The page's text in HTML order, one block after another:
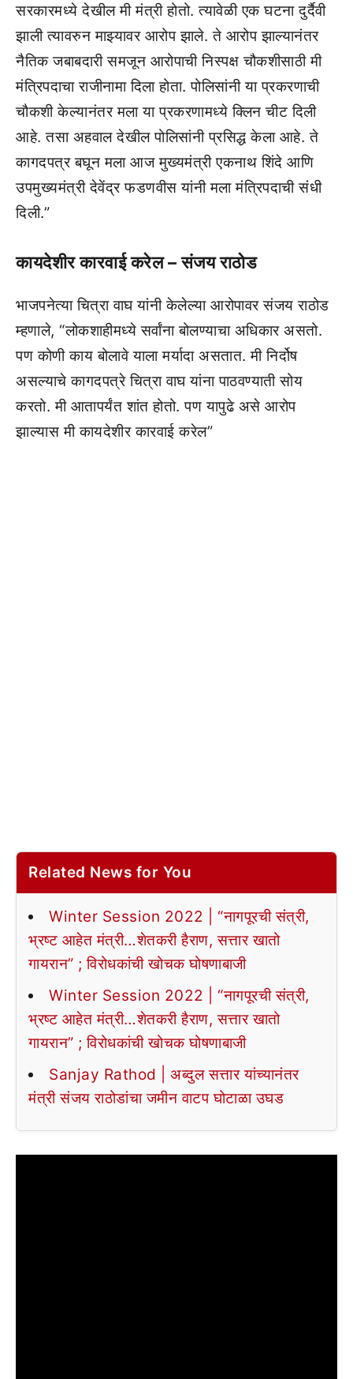
सरकारमध्ये देखील मी मंत्री होतो. त्यावेळी एक घटना दुर्दैवी
झाली त्यावरुन माझ्यावर आरोप झाले. ते आरोप झाल्यानंतर
नैतिक जबाबदारी समजून आरोपाची निस्पक्ष चौकशीसाठी मी
मंत्रिपदाचा राजीनामा दिला होता. पोलिसांनी या प्रकरणाची
चौकशी केल्यानंतर मला या प्रकरणामध्ये क्लिन चीट दिली
आहे. तसा अहवाल देखील पोलिसांनी प्रसिद्ध केला आहे. ते
कागदपत्र बघून मला आज मुख्यमंत्री एकनाथ शिंदे आणि
उपमुख्यमंत्री देवेंद्र फडणवीस यांनी मला मंत्रिपदाची संधी
दिली.”
कायदेशीर कारवाई करेल – संजय राठोड
भाजपनेत्या चित्रा वाघ यांनी केलेल्या आरोपावर संजय राठोड
म्हणाले, “लोकशाहीमध्ये सर्वांना बोलण्याचा अधिकार असतो.
पण कोणी काय बोलावे याला मर्यादा असतात. मी निर्दोष
असल्याचे कागदपत्रे चित्रा वाघ यांना पाठवण्याती सोय
करतो. मी आतापर्यंत शांत होतो. पण यापुढे असे आरोप
झाल्यास मी कायदेशीर कारवाई करेल”
Related News for You
Winter Session 2022 | “नागपूरची संत्री,
भ्रष्ट आहेत मंत्री…शेतकरी हैराण, सत्तार खातो
गायरान” ; विरोधकांची खोचक घोषणाबाजी
Winter Session 2022 | “नागपूरची संत्री,
भ्रष्ट आहेत मंत्री…शेतकरी हैराण, सत्तार खातो
गायरान” ; विरोधकांची खोचक घोषणाबाजी
Sanjay Rathod | अब्दुल सत्तार यांच्यानंतर
मंत्री संजय राठोडांचा जमीन वाटप घोटाळा उघड